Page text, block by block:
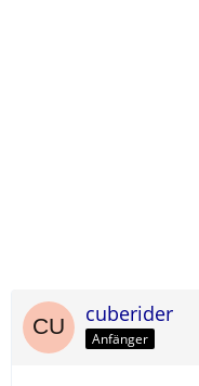
cuberider
Anfänger